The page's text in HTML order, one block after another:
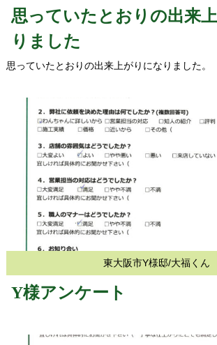
思っていたとおりの出来
りました
思っていたとおりの出来上がりになりました。
東大阪市Y様邸/大福くん
Y様アンケート